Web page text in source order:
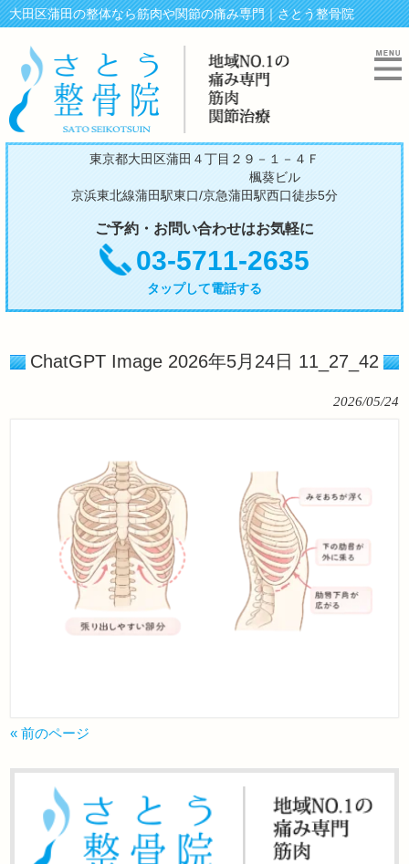
大田区蒲田の整体なら筋肉や関節の痛み専門｜さとう整骨院
東京都大田区蒲田４丁目２９－１－４Ｆ
楓葵ビル
京浜東北線蒲田駅東口/京急蒲田駅西口徒歩5分
ご予約・お問い合わせはお気軽に
03-5711-2635
タップして電話する
ChatGPT Image 2026年5月24日 11_27_42
2026/05/24
« 前のページ